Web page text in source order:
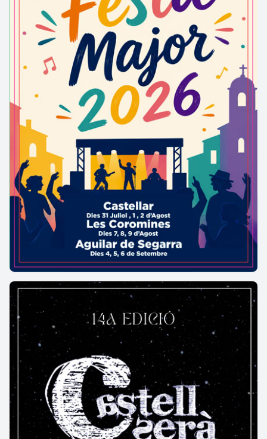
El conjunt també compta amb dos campanars: un
de torre de bulto rodó o exempta, és a dir separada
de la resta del temple, amb un pis superior obert
amb quatre finestrals de mig punt per guardar les
campanes; i l’altre, molt més petit, de cadireta o
espadanya.
Les naus laterals foren reforçades per l’exterior amb
contraforts.